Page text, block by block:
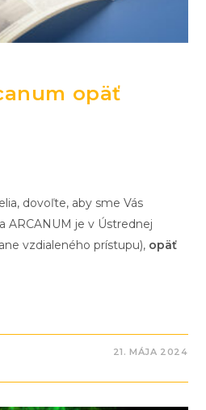
opäť
dovoľte, aby sme Vás
ARCANUM je v Ústrednej
vzdialeného prístupu), opäť
21. MÁJA 2024